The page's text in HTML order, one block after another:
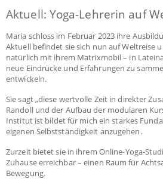
Aktuell: Yoga-Lehrerin auf
Maria schloss im Februar 2023 ihre
Aktuell befindet sie sich nun auf Weltreise
natürlich mit ihrem Matrixmobil – in
neue Eindrücke und Erfahrungen zu
entwickeln.
Sie sagt „diese wertvolle Zeit in direkter
Randoll und der Aufbau der modularen
Institut ist bildet für mich ein starkes
eigenen Selbstständigkeit anzugehen.
Zurzeit bietet sie in ihrem Online-Yoga-
Zuhause erreichbar – einen Raum für
Bewegung.